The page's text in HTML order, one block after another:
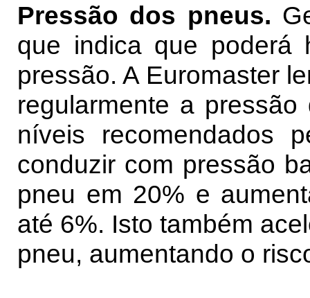
Pressão dos pneus.
que indica que poderá
pressão. A Euromaster
regularmente a
níveis recomendados
conduzir com pressão
pneu em 20% e
até 6%. Isto também
pneu, aumentando o